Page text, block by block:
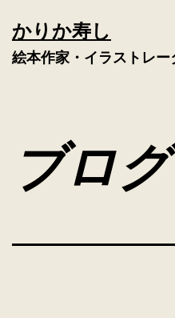
ン
テ
かりか寿し
絵本作家・イラストレー
ブログ